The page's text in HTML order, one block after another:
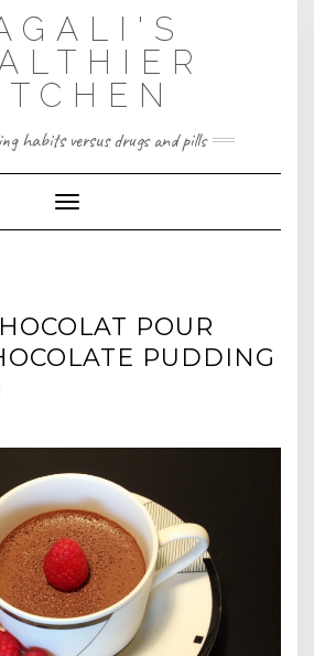
habits versus drugs and pills
Toggle Navigation
POUR
PUDDING